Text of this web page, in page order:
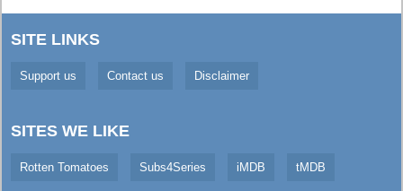
SITE LINKS
Support us Contact us Disclaimer
SITES WE LIKE
Rotten Tomatoes Subs4Series iMDB tMDB